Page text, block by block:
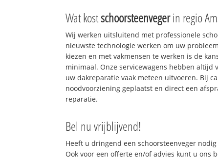
Wat kostschoorsteenvegerin regio
Wij werken uitsluitend met professionele
nieuwste technologie werken om uw
kiezen en met vakmensen te werken is de
minimaal. Onze servicewagens hebben altijd
uw dakreparatie vaak meteen uitvoeren. Bij
noodvoorziening geplaatst en direct een
reparatie.
Bel nu vrijblijvend!
Heeft u dringend een schoorsteenveger
Ook voor een offerte en/of advies kunt u ons